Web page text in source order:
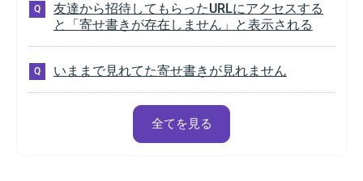
友達から招待してもらったURLにアクセスする
と「寄せ書きが存在しません」と表示される
いままで見れてた寄せ書きが見れません
全てを見る